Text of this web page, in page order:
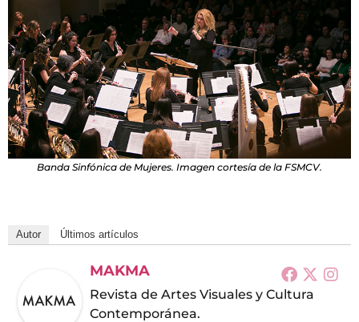
Banda Sinfónica de Mujeres. Imagen cortesía de la FSMCV.
Autor Últimos artículos
MAKMA
Revista de Artes Visuales y Cultura
Contemporánea.